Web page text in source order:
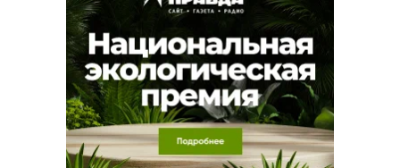
МЕЛОДРАМЫ
ИСПАНИЯ
ФРАНЦИЯ
ГЕРМАНИЯ
СВЕТСКИЕ НОВОСТИ
СПОЙЛЕРЫ ИЗ СЕРИАЛОВ